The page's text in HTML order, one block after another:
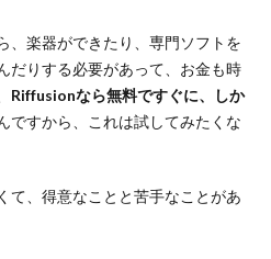
、楽器ができたり、専門ソフトを
だりする必要があって、お金も時
Riffusionなら無料ですぐに、しか
ですから、これは試してみたくな
て、得意なことと苦手なことがあ